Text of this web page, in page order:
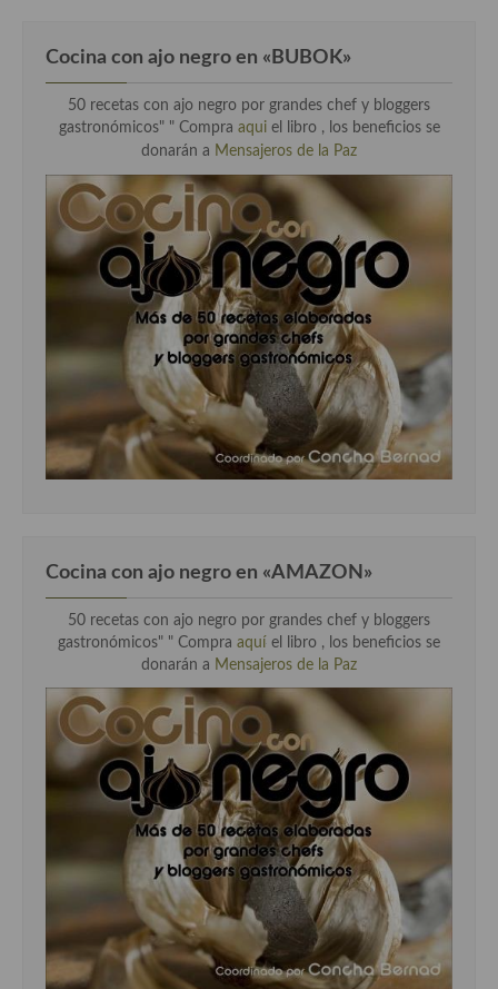
Cocina con ajo negro en «BUBOK»
50 recetas con ajo negro por grandes chef y bloggers
gastronómicos" " Compra aqui el libro , los beneficios se
donarán a Mensajeros de la Paz
Cocina con ajo negro en «AMAZON»
50 recetas con ajo negro por grandes chef y bloggers
gastronómicos" " Compra aquí el libro , los beneficios se
donarán a Mensajeros de la Paz